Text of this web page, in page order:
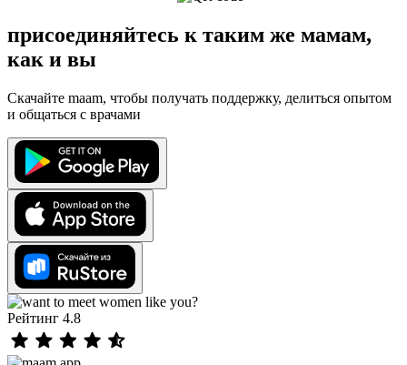
присоединяйтесь к таким же мамам,
как и вы
Скачайте maam, чтобы получать поддержку, делиться опытом
и общаться с врачами
Рейтинг 4.8